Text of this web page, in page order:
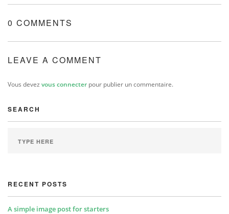
0 COMMENTS
LEAVE A COMMENT
Vous devez vous connecter pour publier un commentaire.
SEARCH
RECENT POSTS
A simple image post for starters